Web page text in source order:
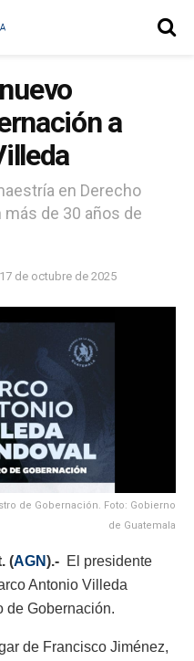
a
en Derecho
más de 30 años de
17 de octubre de 2025
de Gobernación. Foto: Gobierno
de Guatemala
(AGN).- El presidente
Antonio Villeda
de Gobernación.
de Francisco Jiménez,